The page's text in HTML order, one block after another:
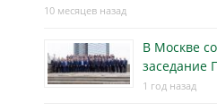
10 месяцев назад
В Москве
заседание
1 год назад